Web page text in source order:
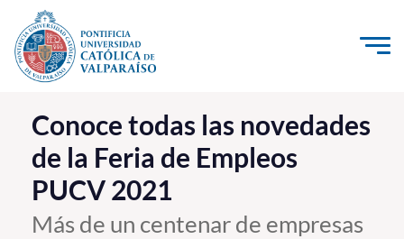
Click acá para ir directamente al contenido
La Universidad
Investigación, Creación e Innovación
PUCV Internacional
Vinculación con el Medio
Conoce todas las novedades
de la Feria de Empleos
PUCV 2021
Más de un centenar de empresas